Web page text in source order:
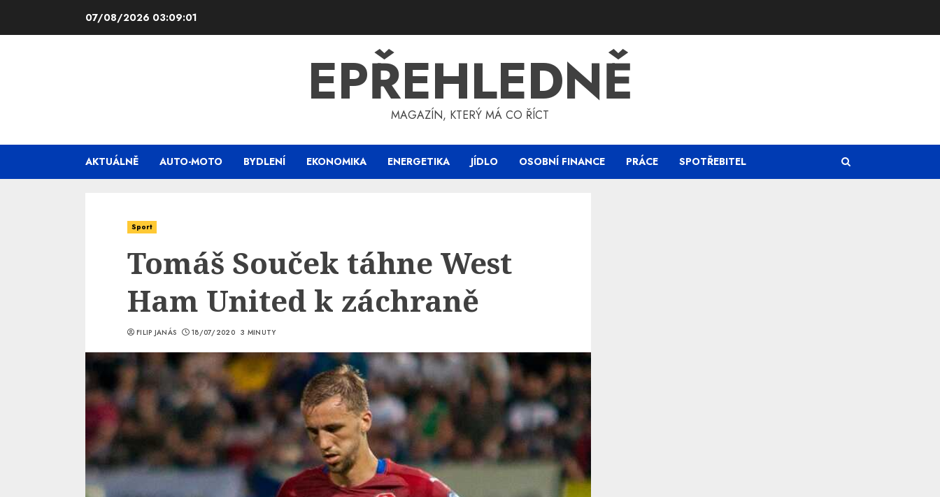
07/08/2026 03:09:02
EPŘEHLEDNĚ
MAGAZÍN, KTERÝ MÁ CO ŘÍCT
AKTUÁLNĚ AUTO-MOTO BYDLENÍ EKONOMIKA ENERGETIKA JÍDLO OSOBNÍ FINANCE PRÁCE SPOTŘEBITEL
Sport
Tomáš Souček táhne West
Ham United k záchraně
FILIP JANÁS 18/07/2020 3 MINUTY